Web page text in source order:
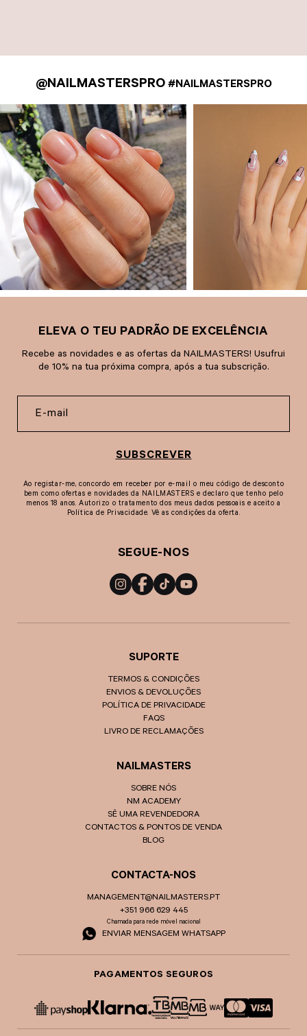
@NAILMASTERSPRO#NAILMASTERSPRO
ELEVA O TEU PADRÃO DE EXCELÊNCIA
Recebe as novidades e as ofertas da NAILMASTERS! Usufrui
de 10% na tua próxima compra, após a tua subscrição.
SUBSCREVER
Ao registar-me, concordo em receber por e-mail o meu código de desconto
bem como ofertas e novidades da NAILMASTERS e declaro que tenho pelo
menos 18 anos. Autorizo o tratamento dos meus dados pessoais e aceito a
Política de Privacidade. Vê as condições da oferta.
SEGUE-NOS
InstagramFacebook
TikTokYouTube
SUPORTE
TERMOS & CONDIÇÕES
ENVIOS & DEVOLUÇÕES
POLÍTICA DE PRIVACIDADE
FAQS
LIVRO DE RECLAMAÇÕES
NAILMASTERS
SOBRE NÓS
NM ACADEMY
SÊ UMA REVENDEDORA
CONTACTOS & PONTOS DE VENDA
BLOG
CONTACTA-NOS
MANAGEMENT@NAILMASTERS.PT
+351 966 629 445
Chamada para rede móvel nacional
ENVIAR MENSAGEM WHATSAPP
PAGAMENTOS SEGUROS